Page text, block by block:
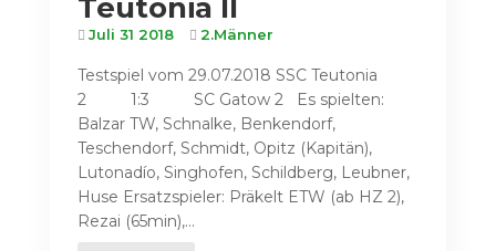
Teutonia II
Juli 31 2018 2.Männer
Testspiel vom 29.07.2018 SSC Teutonia
2 1:3 SC Gatow 2 Es spielten:
Balzar TW, Schnalke, Benkendorf,
Teschendorf, Schmidt, Opitz (Kapitän),
Lutonadío, Singhofen, Schildberg, Leubner,
Huse Ersatzspieler: Präkelt ETW (ab HZ 2),
Rezai (65min),...